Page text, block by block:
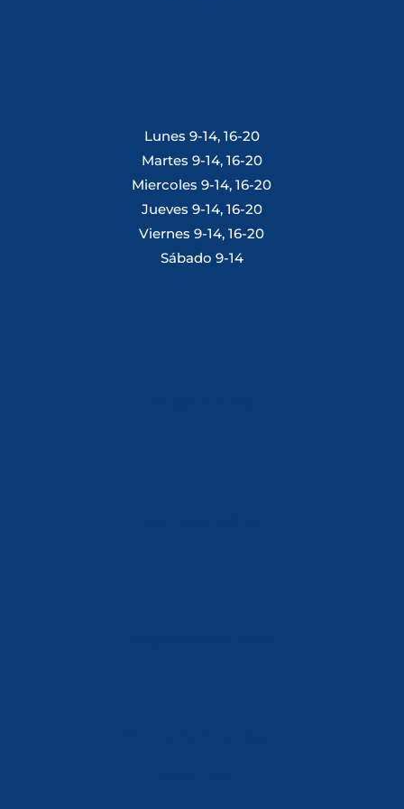
Lunes 9-14, 16-20
Martes 9-14, 16-20
Miercoles 9-14, 16-20
Jueves 9-14, 16-20
Viernes 9-14, 16-20
Sábado 9-14